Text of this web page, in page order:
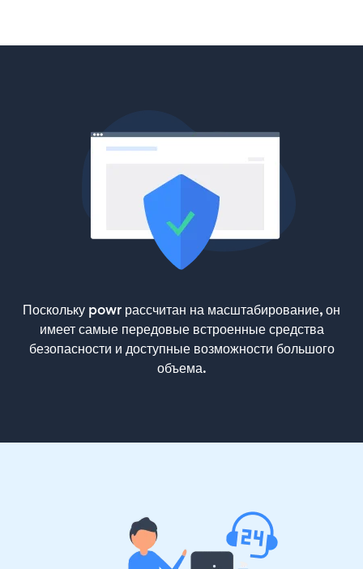
Поскольку powr рассчитан на масштабирование, он
имеет самые передовые встроенные средства
безопасности и доступные возможности большого
объема.